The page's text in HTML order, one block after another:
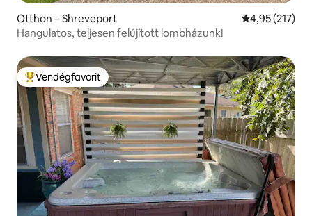
Otthon – Shreveport Átlagos
4,95 (217)
Hangulatos, teljesen felújított lombházunk!
Kiemelt vendégfavorit
Vendégfavorit